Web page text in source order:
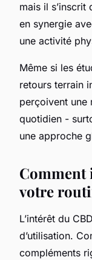
mais il
en synergie
une activité
Même si les
retours terrain
perçoivent une
quotidien -
une approche
Comment
votre
L’intérêt du
d’utilisation.
compléments